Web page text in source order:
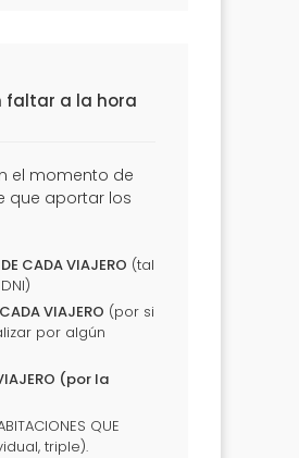
faltar a la hora
el momento de
que aportar los
CADA VIAJERO (tal
VIAJERO (por si
por algún
(por la
QUE
triple).